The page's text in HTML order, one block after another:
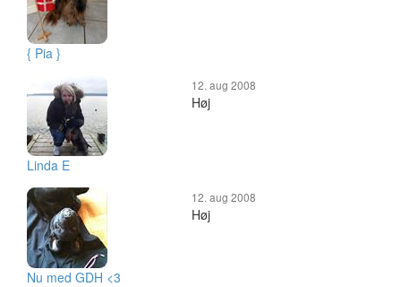
{ Pia }
Linda E
12. aug 2008
Høj
Nu med GDH <3
12. aug 2008
Høj